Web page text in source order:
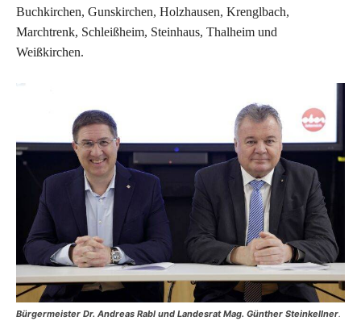
Buchkirchen, Gunskirchen, Holzhausen, Krenglbach,
Marchtrenk, Schleißheim, Steinhaus, Thalheim und
Weißkirchen.
Bürgermeister Dr. Andreas Rabl und Landesrat Mag. Günther Steinkellner.